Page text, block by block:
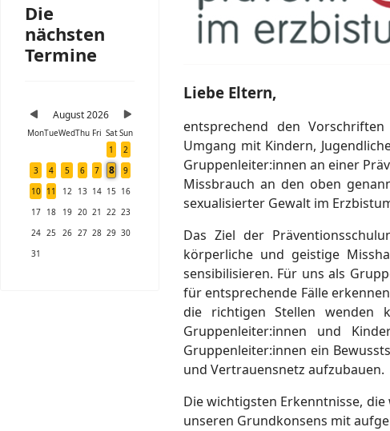
Die
nächsten
Termine
August 2026
MonTueWedThu Fri SatSun
1
2
3
4 5 6 7 8
9
10
11 12 13 14 15 16
17
18 19 20 21 22 23
24 25 26 27 28 29 30
31
Liebe Eltern,
entsprechend den
Umgang mit Kindern,
Gruppenleiter:innen an einer
Missbrauch an den oben
sexualisierter Gewalt im
Das Ziel der
körperliche und geistige
sensibilisieren. Für uns als
für entsprechende Fälle
die richtigen Stellen wenden
Gruppenleiter:innen und
Gruppenleiter:innen ein
und Vertrauensnetz aufzubauen.
Die wichtigsten Erkenntnisse,
unseren Grundkonsens mit